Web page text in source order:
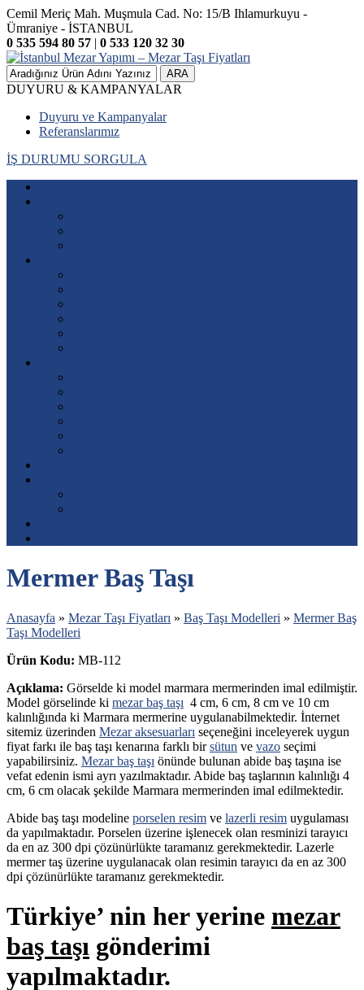
Cemil Meriç Mah. Muşmula Cad. No: 15/B Ihlamurkuyu -
Ümraniye - İSTANBUL
0 535 594 80 57 | 0 533 120 32 30
ARA
DUYURU & KAMPANYALAR
Duyuru ve Kampanyalar
Referanslarımız
İŞ DURUMU SORGULA
Mermer Baş Taşı
Anasayfa » Mezar Taşı Fiyatları » Baş Taşı Modelleri » Mermer Baş
Taşı Modelleri
Ürün Kodu: MB-112
Açıklama: Görselde ki model marmara mermerinden imal edilmiştir.
Model görselinde ki mezar baş taşı 4 cm, 6 cm, 8 cm ve 10 cm
kalınlığında ki Marmara mermerine uygulanabilmektedir. İnternet
sitemiz üzerinden Mezar aksesuarları seçeneğini inceleyerek uygun
fiyat farkı ile baş taşı kenarına farklı birsütun ve vazo seçimi
yapabilirsiniz. Mezar baş taşı önünde bulunan abide baş taşına ise
vefat edenin ismi ayrı yazılmaktadır. Abide baş taşlarının kalınlığı 4
cm, 6 cm olacak şekilde Marmara mermerinden imal edilmektedir.
Abide baş taşı modeline porselen resim ve lazerli resim uygulaması
da yapılmaktadır. Porselen üzerine işlenecek olan resminizi tarayıcı
da en az 300 dpi çözünürlükte taramanız gerekmektedir. Lazerle
mermer taş üzerine uygulanacak olan resimin tarayıcı da en az 300
dpi çözünürlükte taramanız gerekmektedir.
Türkiye’ nin her yerine mezar
baş taşı gönderimi
yapılmaktadır.